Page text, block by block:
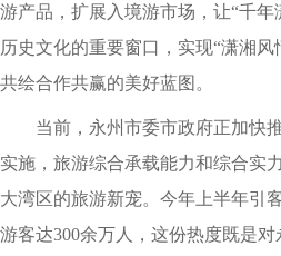
游产品，扩展入境游市场，让“千年
历史文化的重要窗口，实现“潇湘风
共绘合作共赢的美好蓝图。
当前，永州市委市政府正加快
实施，旅游综合承载能力和综合实
大湾区的旅游新宠。今年上半年引
游客达300余万人，这份热度既是